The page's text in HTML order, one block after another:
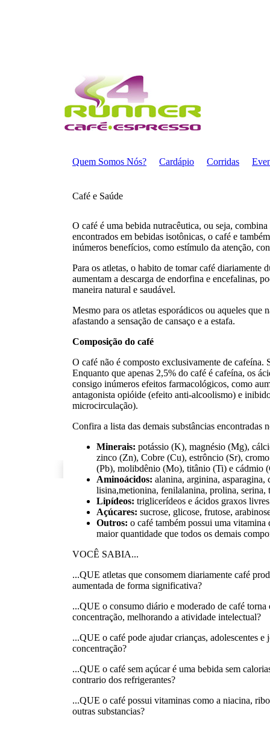
Quem Somos Nós? Cardápio Corridas
Café e Saúde
O café é uma bebida nutracêutica, ou seja,
encontrados em bebidas isotônicas, o café e
inúmeros benefícios, como estímulo da atenção,
Para os atletas, o habito de tomar café diariamente
aumentam a descarga de endorfina e encefalinas,
maneira natural e saudável.
Mesmo para os atletas esporádicos ou aqueles
afastando a sensação de cansaço e a estafa.
Composição do café
O café não é composto exclusivamente de cafeína.
Enquanto que apenas 2,5% do café é cafeína, os
consigo inúmeros efeitos farmacológicos, como
antagonista opióide (efeito anti-alcoolismo) e
microcirculação).
Confira a lista das demais substâncias encontradas
Minerais: potássio (K), magnésio (Mg),
zinco (Zn), Cobre (Cu), estrôncio (Sr),
(Pb), molibdênio (Mo), titânio (Ti) e cádmio
Aminoácidos: alanina, arginina,
lisina,metionina, fenilalanina, prolina, serina,
Lipídeos: triglicerídeos e ácidos graxos livres
Açúcares: sucrose, glicose, frutose,
Outros: o café também possui uma
maior quantidade que todos os demais
VOCÊ SABIA...
...QUE atletas que consomem diariamente café
aumentada de forma significativa?
...QUE o consumo diário e moderado de café
concentração, melhorando a atividade intelectual?
...QUE o café pode ajudar crianças, adolescentes
concentração?
...QUE o café sem açúcar é uma bebida sem
contrario dos refrigerantes?
...QUE o café possui vitaminas como a niacina,
outras substancias?